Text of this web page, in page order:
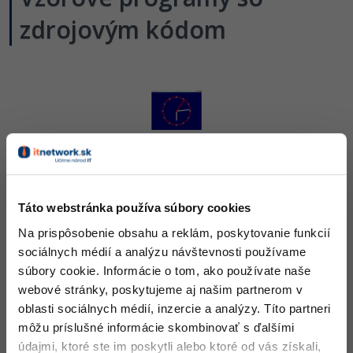
Táto webstránka používa súbory cookies
Na prispôsobenie obsahu a reklám, poskytovanie funkcií
sociálnych médií a analýzu návštevnosti používame
súbory cookie. Informácie o tom, ako používate naše
webové stránky, poskytujeme aj našim partnerom v
oblasti sociálnych médií, inzercie a analýzy. Títo partneri
môžu príslušné informácie skombinovať s ďalšími
údajmi, ktoré ste im poskytli alebo ktoré od vás získali,
Kybernetická bezpečnost
Ostatné
Fórum
zdrojovým kódom
Analógové hodiny vo Small Basic
Nehodnotené
Hľadanie min vo Small Basic
Nehodnotené
95x